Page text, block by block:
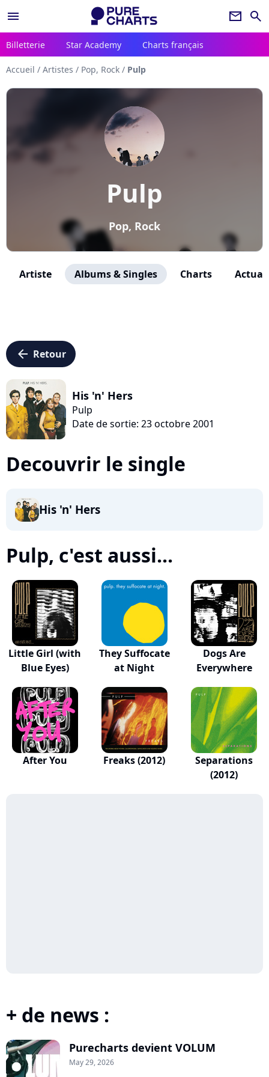
menu newsletter search
Billetterie Star Academy Charts français
Accueil / Artistes / Pop, Rock / Pulp
Pulp
Pop, Rock
Artiste Albums & Singles Charts
arrow_left Retour
His 'n' Hers
Pulp
Date de sortie: 23 octobre 2001
Decouvrir le single
His 'n' Hers
Pulp, c'est aussi...
Little Girl (with
Blue Eyes)
They Suffocate
at Night
Dogs Are
Everywhere
After You Freaks (2012)
Separations
(2012)
+ de news :
Purecharts devient VOLUM
May 29, 2026